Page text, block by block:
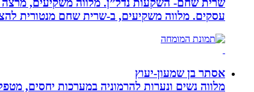
עסקים‏. ‏מלווה משקיעים, ב-‏שרית שחם מנטורית
אסתר בן שמעון-יעוץ
מלווה נשים ונערות להרמוניה במערכות יחסים,